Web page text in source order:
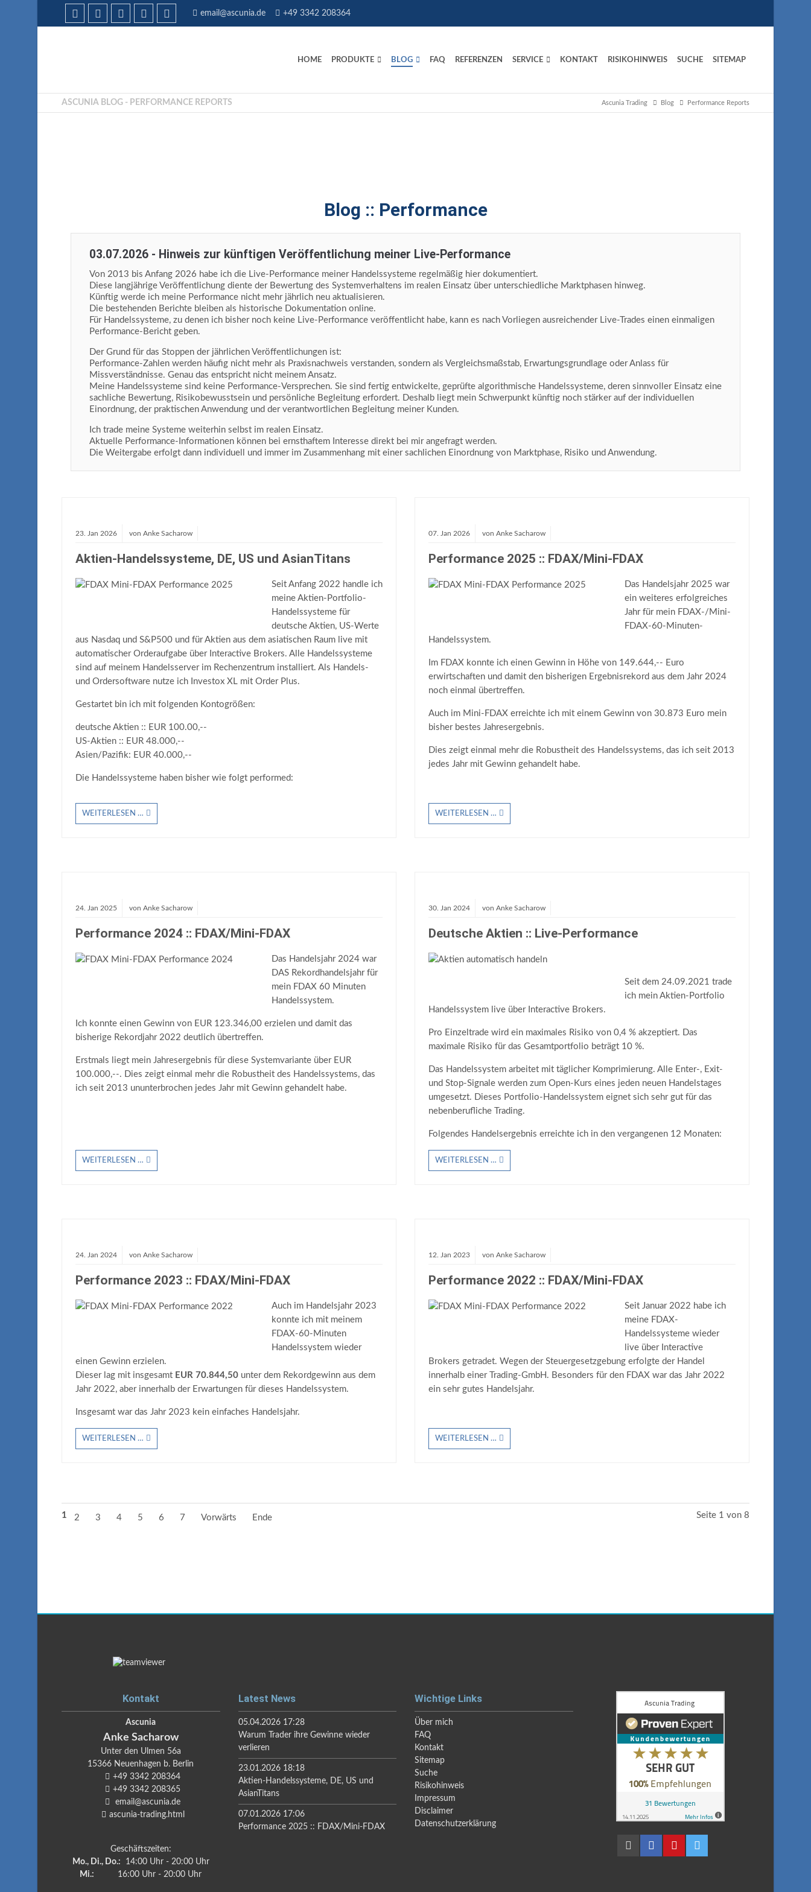
email@ascunia.de +49 3342 208364
HOME PRODUKTE BLOG FAQ REFERENZEN SERVICE KONTAKT RISIKOHINWEIS SUCHE SITEMAP
ASCUNIA BLOG - PERFORMANCE REPORTS Ascunia Trading Blog Performance Reports
Blog :: Performance
03.07.2026 - Hinweis zur künftigen Veröffentlichung meiner Live-Performance
Von 2013 bis Anfang 2026 habe ich die Live-Performance meiner Handelssysteme regelmäßig hier dokumentiert.
Diese langjährige Veröffentlichung diente der Bewertung des Systemverhaltens im realen Einsatz über unterschiedliche Marktphasen hinweg.
Künftig werde ich meine Performance nicht mehr jährlich neu aktualisieren.
Die bestehenden Berichte bleiben als historische Dokumentation online.
Für Handelssysteme, zu denen ich bisher noch keine Live-Performance veröffentlicht habe, kann es nach Vorliegen ausreichender Live-Trades einen einmaligen
Performance-Bericht geben.
Der Grund für das Stoppen der jährlichen Veröffentlichungen ist:
Performance-Zahlen werden häufig nicht mehr als Praxisnachweis verstanden, sondern als Vergleichsmaßstab, Erwartungsgrundlage oder Anlass für
Missverständnisse. Genau das entspricht nicht meinem Ansatz.
Meine Handelssysteme sind keine Performance-Versprechen. Sie sind fertig entwickelte, geprüfte algorithmische Handelssysteme, deren sinnvoller Einsatz eine
sachliche Bewertung, Risikobewusstsein und persönliche Begleitung erfordert. Deshalb liegt mein Schwerpunkt künftig noch stärker auf der individuellen
Einordnung, der praktischen Anwendung und der verantwortlichen Begleitung meiner Kunden.
Ich trade meine Systeme weiterhin selbst im realen Einsatz.
Aktuelle Performance-Informationen können bei ernsthaftem Interesse direkt bei mir angefragt werden.
Die Weitergabe erfolgt dann individuell und immer im Zusammenhang mit einer sachlichen Einordnung von Marktphase, Risiko und Anwendung.
23. Jan 2026 von Anke Sacharow
Aktien-Handelssysteme, DE, US und AsianTitans
Seit Anfang 2022 handle ich
meine Aktien-Portfolio-
Handelssysteme für
deutsche Aktien, US-Werte
aus Nasdaq und S&P500 und für Aktien aus dem asiatischen Raum live mit
automatischer Orderaufgabe über Interactive Brokers. Alle Handelssysteme
sind auf meinem Handelsserver im Rechenzentrum installiert. Als Handels-
und Ordersoftware nutze ich Investox XL mit Order Plus.
Gestartet bin ich mit folgenden Kontogrößen:
deutsche Aktien :: EUR 100.00,--
US-Aktien :: EUR 48.000,--
Asien/Pazifik: EUR 40.000,--
Die Handelssysteme haben bisher wie folgt performed:
WEITERLESEN …
07. Jan 2026 von Anke Sacharow
Performance 2025 :: FDAX/Mini-FDAX
Das Handelsjahr 2025 war
ein weiteres erfolgreiches
Jahr für mein FDAX-/Mini-
FDAX-60-Minuten-
Handelssystem.
Im FDAX konnte ich einen Gewinn in Höhe von 149.644,-- Euro
erwirtschaften und damit den bisherigen Ergebnisrekord aus dem Jahr 2024
noch einmal übertreffen.
Auch im Mini-FDAX erreichte ich mit einem Gewinn von 30.873 Euro mein
bisher bestes Jahresergebnis.
Dies zeigt einmal mehr die Robustheit des Handelssystems, das ich seit 2013
jedes Jahr mit Gewinn gehandelt habe.
WEITERLESEN …
24. Jan 2025 von Anke Sacharow
Performance 2024 :: FDAX/Mini-FDAX
Das Handelsjahr 2024 war
DAS Rekordhandelsjahr für
mein FDAX 60 Minuten
Handelssystem.
Ich konnte einen Gewinn von EUR 123.346,00 erzielen und damit das
bisherige Rekordjahr 2022 deutlich übertreffen.
Erstmals liegt mein Jahresergebnis für diese Systemvariante über EUR
100.000,--. Dies zeigt einmal mehr die Robustheit des Handelssystems, das
ich seit 2013 ununterbrochen jedes Jahr mit Gewinn gehandelt habe.
WEITERLESEN …
30. Jan 2024 von Anke Sacharow
Deutsche Aktien :: Live-Performance
Seit dem 24.09.2021 trade
ich mein Aktien-Portfolio
Handelssystem live über Interactive Brokers.
Pro Einzeltrade wird ein maximales Risiko von 0,4 % akzeptiert. Das
maximale Risiko für das Gesamtportfolio beträgt 10 %.
Das Handelssystem arbeitet mit täglicher Komprimierung. Alle Enter-, Exit-
und Stop-Signale werden zum Open-Kurs eines jeden neuen Handelstages
umgesetzt. Dieses Portfolio-Handelssystem eignet sich sehr gut für das
nebenberufliche Trading.
Folgendes Handelsergebnis erreichte ich in den vergangenen 12 Monaten:
WEITERLESEN …
24. Jan 2024 von Anke Sacharow
Performance 2023 :: FDAX/Mini-FDAX
Auch im Handelsjahr 2023
konnte ich mit meinem
FDAX-60-Minuten
Handelssystem wieder
einen Gewinn erzielen.
Dieser lag mit insgesamt EUR 70.844,50 unter dem Rekordgewinn aus dem
Jahr 2022, aber innerhalb der Erwartungen für dieses Handelssystem.
Insgesamt war das Jahr 2023 kein einfaches Handelsjahr.
WEITERLESEN …
12. Jan 2023 von Anke Sacharow
Performance 2022 :: FDAX/Mini-FDAX
Seit Januar 2022 habe ich
meine FDAX-
Handelssysteme wieder
live über Interactive
Brokers getradet. Wegen der Steuergesetzgebung erfolgte der Handel
innerhalb einer Trading-GmbH. Besonders für den FDAX war das Jahr 2022
ein sehr gutes Handelsjahr.
WEITERLESEN …
Seite 1 von 8
1 2 3 4 5 6 7 Vorwärts Ende
Kontakt
Ascunia
Anke Sacharow
Unter den Ulmen 56a
15366 Neuenhagen b. Berlin
+49 3342 208364
+49 3342 208365
email@ascunia.de
ascunia-trading.html
Geschäftszeiten:
Mo., Di., Do.: 14:00 Uhr - 20:00 Uhr
Mi.:
16:00 Uhr - 20:00 Uhr
Latest News
05.04.2026 17:28
Warum Trader ihre Gewinne wieder
verlieren
23.01.2026 18:18
Aktien-Handelssysteme, DE, US und
AsianTitans
07.01.2026 17:06
Performance 2025 :: FDAX/Mini-FDAX
Wichtige Links
Über mich
FAQ
Kontakt
Sitemap
Suche
Risikohinweis
Impressum
Disclaimer
Datenschutzerklärung